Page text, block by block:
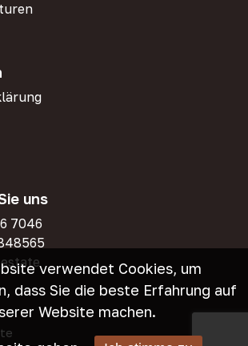
uns
7046
verwendet Cookies, um
dass Sie die beste Erfahrung auf
Website machen.